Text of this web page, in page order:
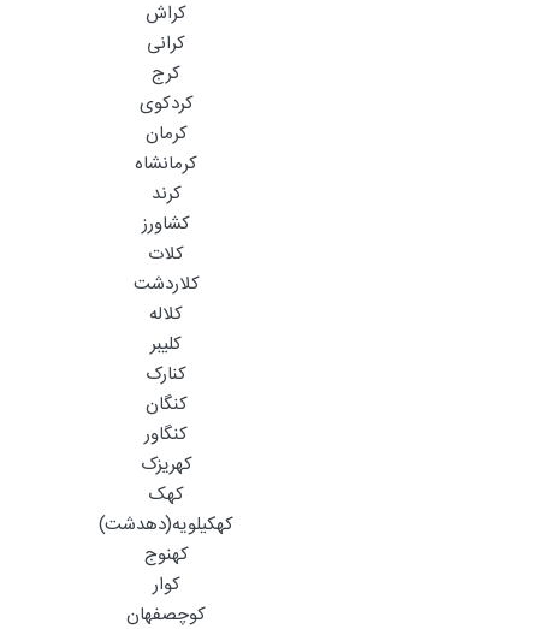
کراش
کرانی
کرج
کردکوی
کرمان
کرمانشاه
کرند
کشاورز
کلات
کلاردشت
کلاله
کلیبر
کنارک
کنگان
کنگاور
کهریزک
کهک
کهکیلویه(دهدشت)
کهنوج
کوار
کوچصفهان